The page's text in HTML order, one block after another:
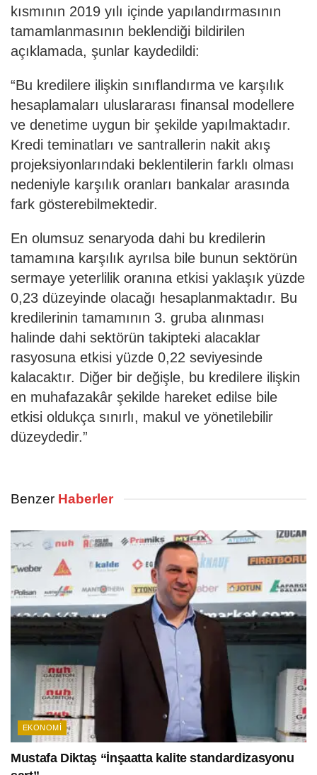
kısmının 2019 yılı içinde yapılandırmasının
tamamlanmasının beklendiği bildirilen
açıklamada, şunlar kaydedildi:
“Bu kredilere ilişkin sınıflandırma ve karşılık
hesaplamaları uluslararası finansal modellere
ve denetime uygun bir şekilde yapılmaktadır.
Kredi teminatları ve santrallerin nakit akış
projeksiyonlarındaki beklentilerin farklı olması
nedeniyle karşılık oranları bankalar arasında
fark gösterebilmektedir.
En olumsuz senaryoda dahi bu kredilerin
tamamına karşılık ayrılsa bile bunun sektörün
sermaye yeterlilik oranına etkisi yaklaşık yüzde
0,23 düzeyinde olacağı hesaplanmaktadır. Bu
kredilerinin tamamının 3. gruba alınması
halinde dahi sektörün takipteki alacaklar
rasyosuna etkisi yüzde 0,22 seviyesinde
kalacaktır. Diğer bir değişle, bu kredilere ilişkin
en muhafazakâr şekilde hareket edilse bile
etkisi oldukça sınırlı, makul ve yönetilebilir
düzeydedir.”
Benzer Haberler
EKONOMI
Mustafa Diktaş “İnşaatta kalite standardizasyonu